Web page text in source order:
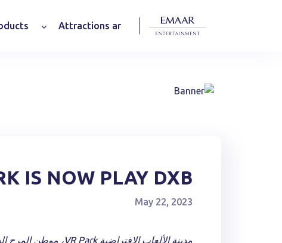
Attractions ar
IS NOW PLAY DXB
May 22, 2023
مدينة الألعاب الافتراضية VR Park، موطن المرح الذي لا يقبل المنافسة في دبي مول، يأتي الآن باسمٍ جديد وأجواء مبتكرة – بلاي دي إكس بي!